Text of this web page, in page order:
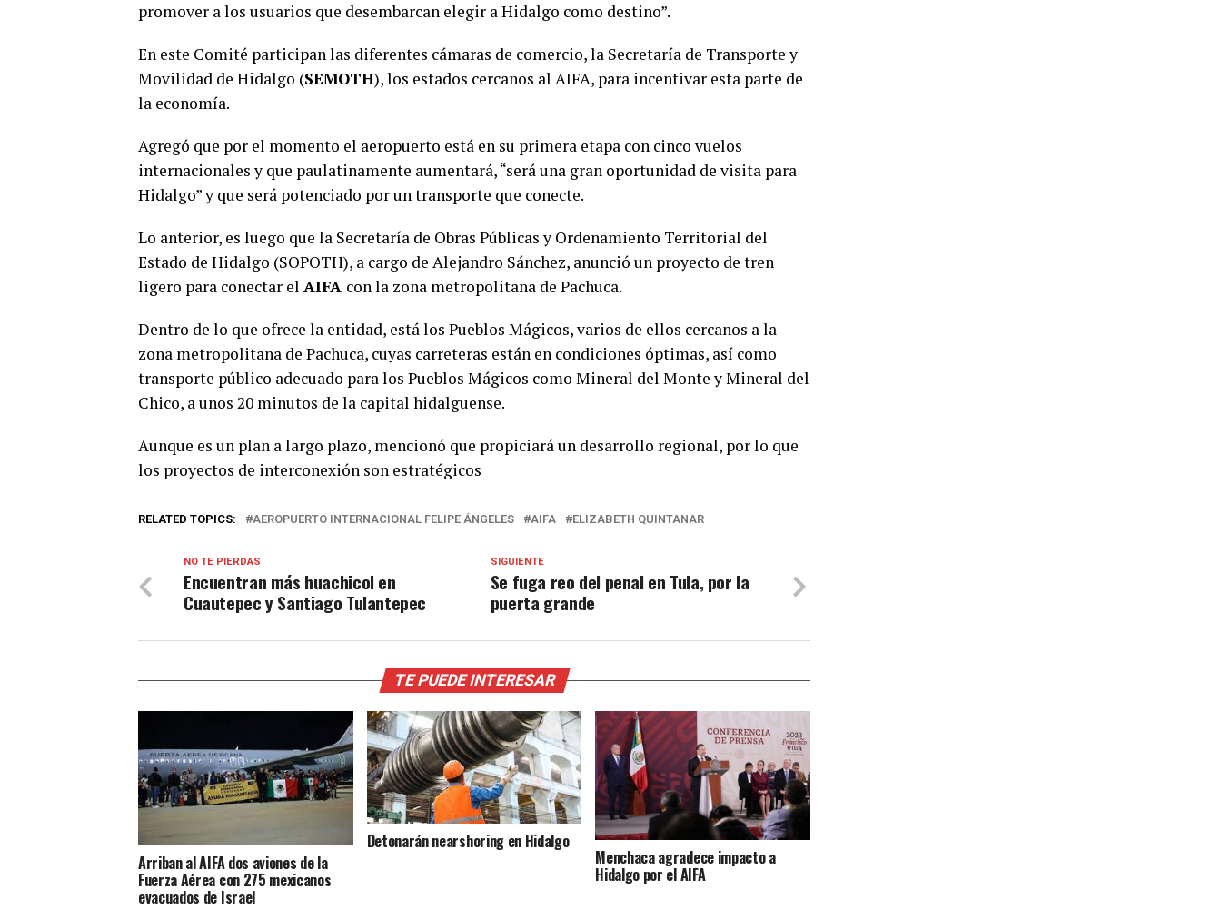
promover a los usuarios que desembarcan elegir a Hidalgo como destino”.
En este Comité participan las diferentes cámaras de comercio, la Secretaría de Transporte y
Movilidad de Hidalgo (SEMOTH), los estados cercanos al AIFA, para incentivar esta parte de
la economía.
Agregó que por el momento el aeropuerto está en su primera etapa con cinco vuelos
internacionales y que paulatinamente aumentará, “será una gran oportunidad de visita para
Hidalgo” y que será potenciado por un transporte que conecte.
Lo anterior, es luego que la Secretaría de Obras Públicas y Ordenamiento Territorial del
Estado de Hidalgo (SOPOTH), a cargo de Alejandro Sánchez, anunció un proyecto de tren
ligero para conectar el AIFA con la zona metropolitana de Pachuca.
Dentro de lo que ofrece la entidad, está los Pueblos Mágicos, varios de ellos cercanos a la
zona metropolitana de Pachuca, cuyas carreteras están en condiciones óptimas, así como
transporte público adecuado para los Pueblos Mágicos como Mineral del Monte y Mineral del
Chico, a unos 20 minutos de la capital hidalguense.
Aunque es un plan a largo plazo, mencionó que propiciará un desarrollo regional, por lo que
los proyectos de interconexión son estratégicos
RELATED TOPICS: AEROPUERTO INTERNACIONAL FELIPE ÁNGELES AIFA ELIZABETH QUINTANAR
SIGUIENTE
Se fuga reo del penal en Tula, por la
puerta grande
NO TE PIERDAS
Encuentran más huachicol en
Cuautepec y Santiago Tulantepec
TE PUEDE INTERESAR
Arriban al AIFA dos aviones de la
Fuerza Aérea con 275 mexicanos
evacuados de Israel
Detonarán nearshoring en Hidalgo
Menchaca agradece impacto a
Hidalgo por el AIFA